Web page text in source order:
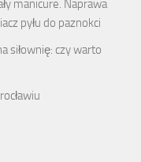
manicure. Naprawa
pyłu do paznokci
siłownię: czy warto